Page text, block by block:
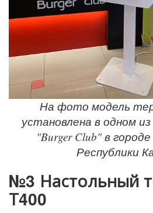
На фото модель
установлена в одном
"Burger Club" в
Республики
№3 Настольный
Т400